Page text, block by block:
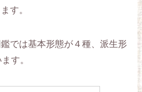
す。
では基本形態が４種、派生形
す。